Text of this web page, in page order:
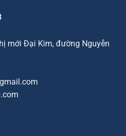
mới Đại Kim, đường Nguyễn